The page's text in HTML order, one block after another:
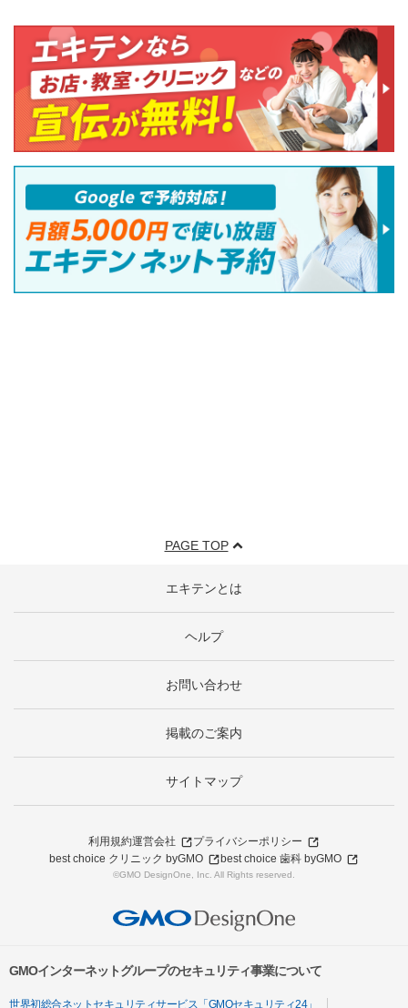
PAGE TOP
エキテンとは
ヘルプ
お問い合わせ
掲載のご案内
サイトマップ
利用規約運営会社
プライバシーポリシー
best choice クリニック byGMO
best choice 歯科 byGMO
©GMO DesignOne, Inc. All Rights reserved.
GMOインターネットグループのセキュリティ事業について
世界初総合ネットセキュリティサービス「GMOセキュリティ24」